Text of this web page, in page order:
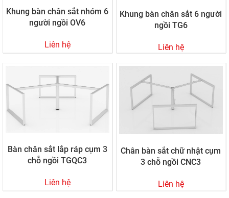
Khung bàn chân sắt nhóm 6
người ngồi OV6
Liên hệ
Khung bàn chân sắt 6 người
ngồi TG6
Liên hệ
Bàn chân sắt lắp ráp cụm 3
chỗ ngồi TGQC3
Liên hệ
Chân bàn sắt chữ nhật cụm
3 chỗ ngồi CNC3
Liên hệ